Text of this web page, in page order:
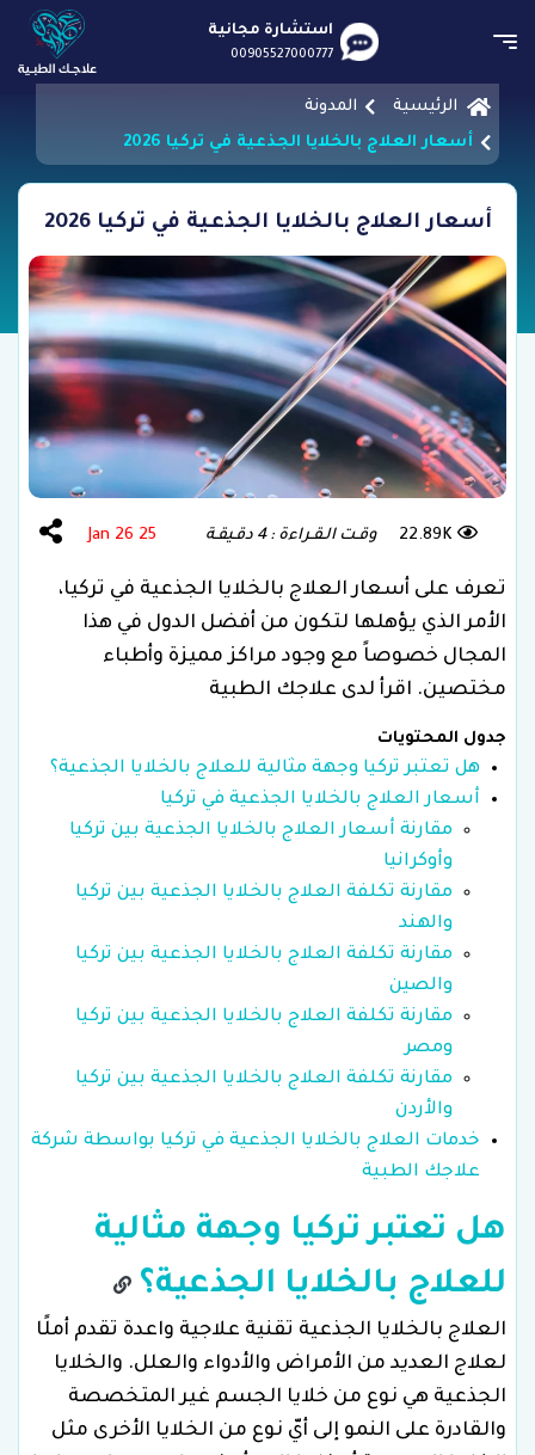
استشارة مجانية
00905527000777
الرئيسية
المدونة
أسعار العلاج بالخلايا الجذعية في تركيا 2026
أسعار العلاج بالخلايا الجذعية في تركيا 2026
22.89K وقـت الـقـراءة : 4 دقـيقـة 25 Jan 26
تعرف على أسعار العلاج بالخلايا الجذعية في تركيا،
الأمر الذي يؤهلها لتكون من أفضل الدول في هذا
المجال خصوصاً مع وجود مراكز مميزة وأطباء
مختصين. اقرأ لدى علاجك الطبية
جدول المحتويات
هل تعتبر تركيا وجهة مثالية للعلاج بالخلايا الجذعية؟
أسعار العلاج بالخلايا الجذعية في تركيا
مقارنة أسعار العلاج بالخلايا الجذعية بين تركيا
وأوكرانيا
مقارنة تكلفة العلاج بالخلايا الجذعية بين تركيا
والهند
مقارنة تكلفة العلاج بالخلايا الجذعية بين تركيا
والصين
مقارنة تكلفة العلاج بالخلايا الجذعية بين تركيا
ومصر
مقارنة تكلفة العلاج بالخلايا الجذعية بين تركيا
والأردن
خدمات العلاج بالخلايا الجذعية في تركيا بواسطة شركة
علاجك الطبية
هل تعتبر تركيا وجهة مثالية
للعلاج بالخلايا الجذعية؟
العلاج بالخلايا الجذعية تقنية علاجية واعدة تقدم أملًا
لعلاج العديد من الأمراض والأدواء والعلل. والخلايا
الجذعية هي نوع من خلايا الجسم غير المتخصصة
والقادرة على النمو إلى أيّ نوع من الخلايا الأخرى مثل